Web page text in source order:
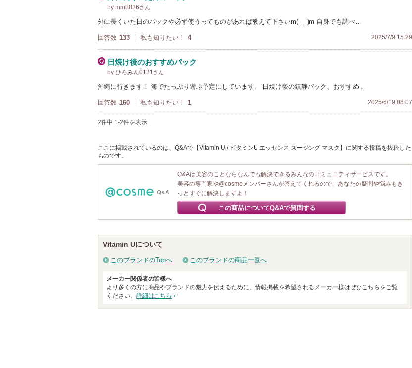
by mm8836さん
外に長くいた日のパックや必ず使うってものがあれば教えて下さいm(_ _)m 自身でも調べ…
回答数 133 私も知りたい！ 4 2025/7/9 15:29
日焼け後のおすすめパック
by ひろみん0131さん
沖縄に行きます！ 海でたっぷり遊ぶ予定にしています。 日焼け後の鎮静パック、おすすめ…
回答数 160 私も知りたい！ 1 2025/6/19 08:07
2件中 1-2件を表示
ここに掲載されているのは、Q&Aで【Vitamin U / ビタミンU エッセンス スージング マスク】に関する投稿を抜粋した
ものです。
Q&Aは美容のことならなんでも解決できるみんなのコミュニティサービスです。
美容の専門家や@cosmeメンバーさんが答えてくれるので、あなたの疑問や悩みもき
っとすぐに解決しますよ！
この商品についてQ&Aで質問する
Vitamin Uについて
このブランドのTopへ このブランドの商品一覧へ
メーカー関係者の皆様へ
より多くの方に商品やブランドの魅力を伝えるために、情報掲載を希望されるメーカー様はぜひこちらをご覧
ください。 詳細はこちら